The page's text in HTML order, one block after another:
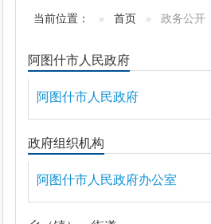
当前位置： 首页 政务公开
阿图什市人民政府
阿图什市人民政府
政府组织机构
阿图什市人民政府办公室